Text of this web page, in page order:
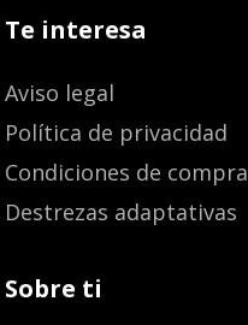
Te interesa
Aviso legal
Política de privacidad
Condiciones de compra
Destrezas adaptativas
Sobre ti